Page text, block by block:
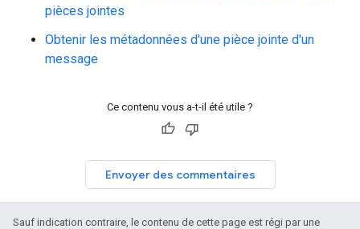
pièces jointes
Obtenir les métadonnées d'une pièce jointe d'un
message
Ce contenu vous a-t-il été utile ?
Envoyer des commentaires
Sauf indication contraire, le contenu de cette page est régi par une